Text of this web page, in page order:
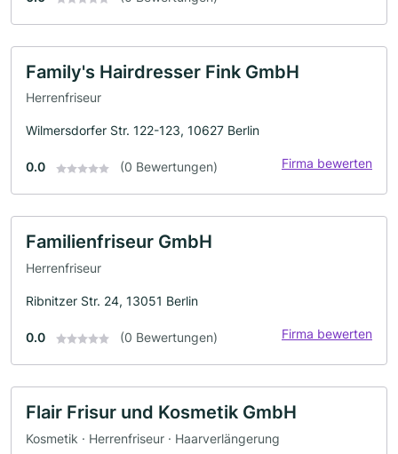
Family's Hairdresser Fink GmbH
Herrenfriseur
Wilmersdorfer Str. 122-123, 10627 Berlin
0.0 (0 Bewertungen) Firma bewerten
Familienfriseur GmbH
Herrenfriseur
Ribnitzer Str. 24, 13051 Berlin
0.0 (0 Bewertungen) Firma bewerten
Flair Frisur und Kosmetik GmbH
Kosmetik · Herrenfriseur · Haarverlängerung